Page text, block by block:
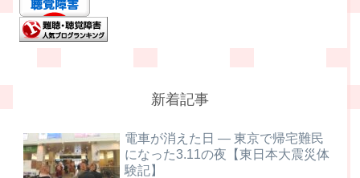
新着記事
電車が消えた日 ― 東京で帰宅難民
になった3.11の夜【東日本大震災体
験記】